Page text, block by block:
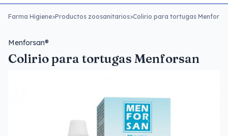
Farma Higiene>Productos zoosanitarios>Colirio para tortugas
Menforsan®
Colirio para tortugas Menforsan